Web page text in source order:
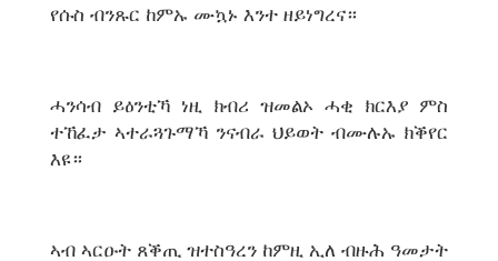
የሱስ ብንጹር ከምኡ ሙኳኑ እንተ ዘይነግረና።
ሓንሳብ ይዕንቲኻ ነዚ ክብሪ ዝመልኦ ሓቂ ክርእያ ምስ
ተኸፈታ ኣተራጓጉማኻ ንናብራ ህይወት ብሙሉኡ ክቕየር
እዩ።
ኣብ ኣርዑት ጸቕጢ ዝተስዓረን ከምዚ ኢለ ብዙሕ ዓመታት